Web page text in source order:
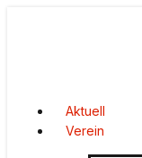
Aktuell
Verein